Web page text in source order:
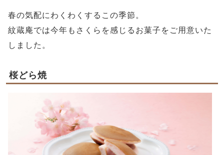
春の気配にわくわくするこの季節。
紋蔵庵では今年もさくらを感じるお菓子をご用意いた
しました。
桜どら焼